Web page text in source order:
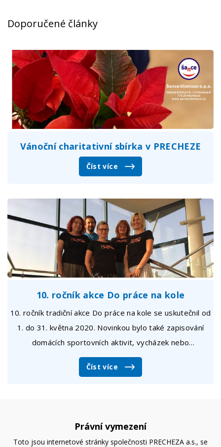
Doporučené články
Vánoční charitativní sbírka v PRECHEZE
Číst více
10. ročník akce Do práce na kole
10. ročník tradiční akce Do práce na kole se uskutečnil od
1. do 31. května 2020. Novinkou bylo také zapisování
domácích sportovních aktivit, vycházek nebo
bezmotorových cest na nákup. Výzvu každoročně pořádá
spolek AutoMat.&nbsp;
Číst více
Právní vymezení
Toto jsou internetové stránky společnosti PRECHEZA a.s., se